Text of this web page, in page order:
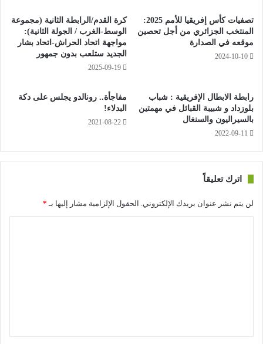
وتطمح رئيسة الاتحادية الجزائرية للفروسية إلى “مضاعفة عدد
المنافسات الوطنية وإعادة إدماج النخبة الجزائرية في مسابقات
كأس العالم”, كما أشارت إليه, ملتزمة في نفس الوقت ببرمجة
التنافس على تأشيرات التأهل إلى كأس الأمم.
تصفيات كأس إفريقيا للأمم 2025:
المنتخب الجزائري من أجل تحصين
موقعه في الصدارة
2024-10-10
كرة القدم/الرابطة الثانية (مجموعة
الوسط-الغرب / الجولة الثانية):
مواجهة اتحاد الحراش-اتحاد بشار
الجديد ستلعب بدون جمهور
2025-09-19
رابطة الابطال الإفريقية : شباب
بلوزداد و شبيبة القبائل في مهمتين
بالسيراليون والسنغال
2022-09-11
مفاجأة.. رونالدو يجلس على دكة
البدلاء!
2021-08-22
اترك تعليقاً
لن يتم نشر عنوان بريدك الإلكتروني. الحقول الإلزامية مشار إليها بـ *